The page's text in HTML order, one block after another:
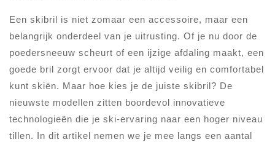
Een skibril is niet zomaar een accessoire, maar een
belangrijk onderdeel van je uitrusting. Of je nu door de
poedersneeuw scheurt of een ijzige afdaling maakt, een
goede bril zorgt ervoor dat je altijd veilig en comfortabel
kunt skiën. Maar hoe kies je de juiste skibril? De
nieuwste modellen zitten boordevol innovatieve
technologieën die je ski-ervaring naar een hoger niveau
tillen. In dit artikel nemen we je mee langs een aantal